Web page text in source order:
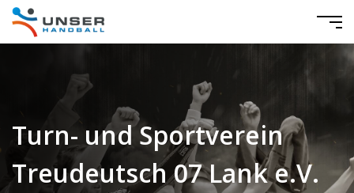
Turn- und Sportverein
Treudeutsch 07 Lank e.V.